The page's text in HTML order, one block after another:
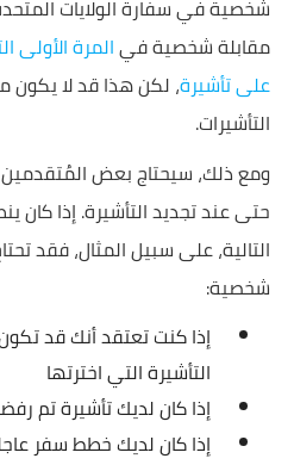
شخصية في سفارة الولايات
مقابلة شخصية فيالمرة الأولى
على تأشيرة، لكن هذا قد لا يكون
التأشيرات.
ومع ذلك، سيحتاج بعض
حتى عند تجديد التأشيرة. إذا كان
التالية، على سبيل المثال، فقد
شخصية:
إذا كنت تعتقد أنك قد
التأشيرة التي اخترتها
إذا كان لديك تأشيرة تم